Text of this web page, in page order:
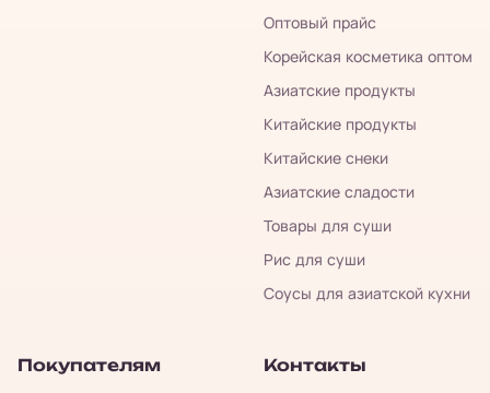
Оптовый прайс
Корейская косметика оптом
Азиатские продукты
Китайские продукты
Китайские снеки
Азиатские сладости
Товары для суши
Рис для суши
Соусы для азиатской кухни
Покупателям Контакты